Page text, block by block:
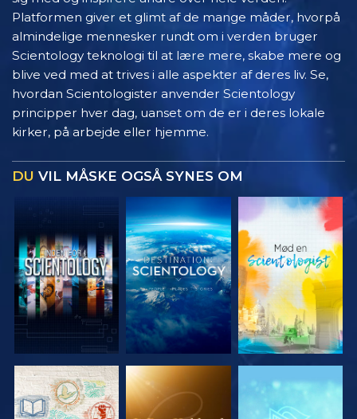
Platformen giver et glimt af de mange måder, hvorpå
almindelige mennesker rundt om i verden bruger
Scientology teknologi til at lære mere, skabe mere og
blive ved med at trives i alle aspekter af deres liv. Se,
hvordan Scientologister anvender Scientology
principper hver dag, uanset om de er i deres lokale
kirker, på arbejde eller hjemme.
DU VIL MÅSKE OGSÅ SYNES OM
UDFORSK
UDFORSK
UDFORSK